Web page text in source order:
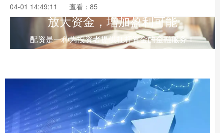
04-01 14:49:11
查看：85
放大资金，增加盈利可能
配资是一种为投资者提供杠杆资金的金融服务！